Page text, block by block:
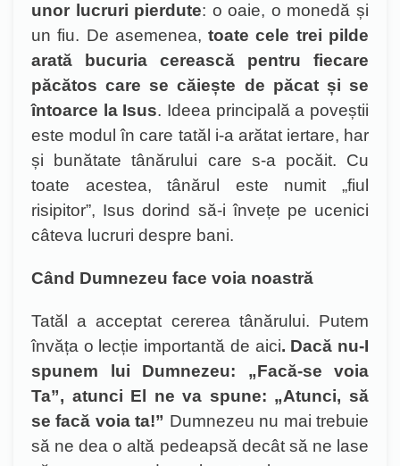
unor lucruri pierdute: o oaie, o monedă și
un fiu. De asemenea,toate cele trei pilde
arată bucuria cerească pentru fiecare
păcătos care se căiește de păcat și se
întoarce la Isus. Ideea principală a poveștii
este modul în care tatăl i-a arătat iertare, har
și bunătate tânărului care s-a pocăit. Cu
toate acestea, tânărul este numit „fiul
risipitor”, Isus dorind să-i învețe pe ucenici
câteva lucruri despre bani.
Când Dumnezeu face voia noastră
Tatăl a acceptat cererea tânărului. Putem
învăța o lecție importantă de aici. Dacă nu-I
spunem lui Dumnezeu: „Facă-se voia
Ta”, atunci El ne va spune: „Atunci, să
se facă voia ta!” Dumnezeu nu mai trebuie
să ne dea o altă pedeapsă decât să ne lase